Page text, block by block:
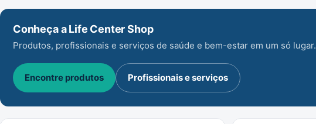
Conheça a Life Center Shop
Produtos, profissionais e serviços de saúde e bem-estar em um só lugar.
Encontre produtos Profissionais e serviços